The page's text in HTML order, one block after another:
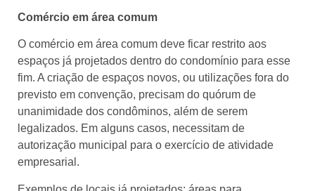
Comércio em área comum
O comércio em área comum deve ficar restrito aos
espaços já projetados dentro do condomínio para esse
fim. A criação de espaços novos, ou utilizações fora do
previsto em convenção, precisam do quórum de
unanimidade dos condôminos, além de serem
legalizados. Em alguns casos, necessitam de
autorização municipal para o exercício de atividade
empresarial.